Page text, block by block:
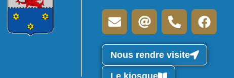
Nous rendre visite
Le kiosque